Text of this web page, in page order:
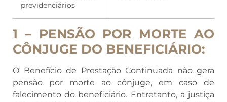
previdenciários
1 – PENSÃO POR MORTE AO
CÔNJUGE DO BENEFICIÁRIO:
O Benefício de Prestação Continuada não gera
pensão por morte ao cônjuge, em caso de
falecimento do beneficiário. Entretanto, a justiça